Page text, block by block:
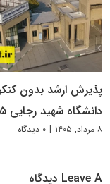
پذیرش ارشد بدون
دانشگاه شهید رجایی ۱۴۰۵
۸ مرداد, ۱۴۰۵ | ۰ دیدگاه
Leave A دیدگاه